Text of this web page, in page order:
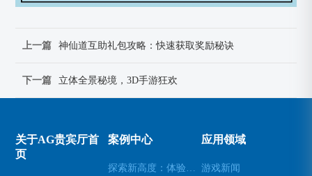
上一篇 神仙道互助礼包攻略：快速获取奖励秘诀
下一篇 立体全景秘境，3D手游狂欢
关于AG贵宾厅首
页
案例中心 应用领域
游戏新闻